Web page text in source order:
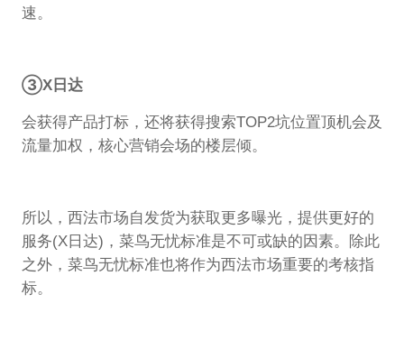
速。
③X日达
会获得产品打标，还将获得搜索TOP2坑位置顶机会及
流量加权，核心营销会场的楼层倾。
所以，西法市场自发货为获取更多曝光，提供更好的
服务(X日达)，菜鸟无忧标准是不可或缺的因素。除此
之外，菜鸟无忧标准也将作为西法市场重要的考核指
标。